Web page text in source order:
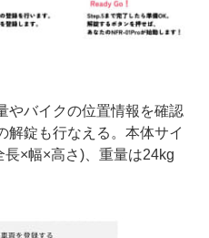
やバイクの位置情報を確認
解錠も行なえる。本体サイ
×幅×高さ)、重量は24kg